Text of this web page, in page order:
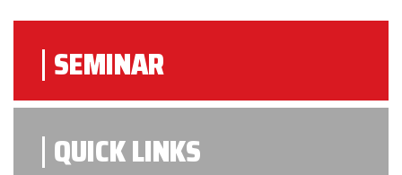
SEMINAR
QUICK LINKS